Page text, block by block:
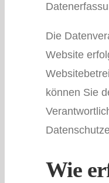
Die
Website
können Sie
Wie